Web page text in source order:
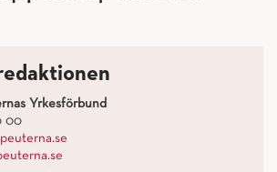
Yrkesförbund
00